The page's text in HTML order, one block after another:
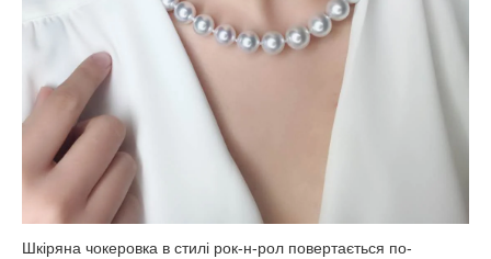
Шкіряна чокеровка в стилі рок-н-рол повертається по-